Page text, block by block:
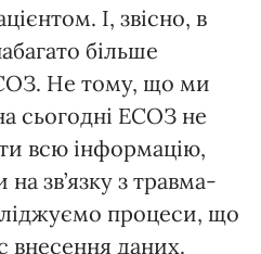
І, звісно, в
більше
Не тому, що ми
сьогодні ЕСОЗ не
всю інформацію,
зв’язку з травма-
процеси, що
внесення даних.